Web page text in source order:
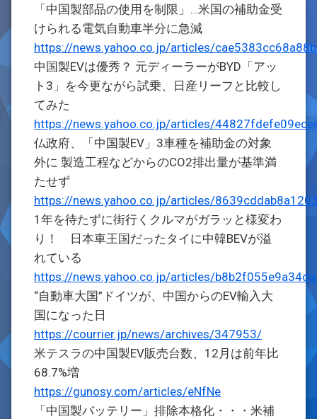
「中国製部品の使用を制限」…米国の補助金受
けられる電気自動車半分に急減
https://news.yahoo.co.jp/articles/
中国製EVは優秀？ 元ディーラーがBYD「アッ
ト3」を今更ながら試乗、日産リーフと比較し
てみた
https://news.yahoo.co.jp/articles/
仏政府、「中国製EV」3車種を補助金の対象
外に 製造工程などからのCO2排出量が基準満
たせず
https://news.yahoo.co.jp/articles/
1年を待たずに街行くクルマがガラッと様変わ
り！ 日本車王国だったタイに中韓BEVが溢
れている
https://news.yahoo.co.jp/articles/
“自動車大国”ドイツが、中国からのEV輸入大
国になった日
https://courrier.jp/news/archives/347953/
米テスラの中国製EV販売台数、12月は前年比
68.7%増
https://gunosy.com/articles/eNfNe
「中国製バッテリー」排除本格化・・・米補